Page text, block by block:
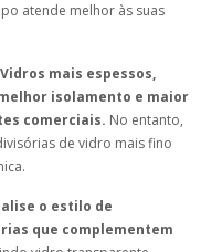
atende melhor às suas
Vidros mais espessos,
isolamento e maior
comerciais. No entanto,
de vidro mais fino
o estilo de
que complementem